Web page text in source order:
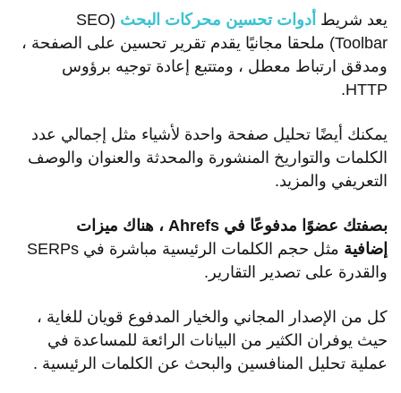
يعد شريط أدوات تحسين محركات البحث
(SEO
Toolbar) ملحقا مجانيًا يقدم تقرير تحسين على الصفحة ،
ومدقق ارتباط معطل ، ومتتبع إعادة توجيه برؤوس
HTTP.
يمكنك أيضًا تحليل صفحة واحدة لأشياء مثل إجمالي عدد
الكلمات والتواريخ المنشورة والمحدثة والعنوان والوصف
التعريفي والمزيد.
بصفتك عضوًا مدفوعًا في Ahrefs ، هناك ميزات
إضافية
مثل حجم الكلمات الرئيسية مباشرة في SERPs
والقدرة على تصدير التقارير.
كل من الإصدار المجاني والخيار المدفوع قويان للغاية ،
حيث يوفران الكثير من البيانات الرائعة للمساعدة في
عملية تحليل المنافسين والبحث عن الكلمات الرئيسية .